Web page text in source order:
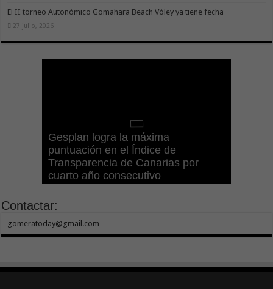
El II torneo Autonómico Gomahara Beach Vóley ya tiene fecha
27 julio, 2026
Gesplan logra la máxima
puntuación en el Índice de
Transparencia de Canarias por
cuarto año consecutivo
El Gobierno canario concede
ayudas del POSEICAN-Pesca al
sector por valor de 7,09 M€ tras
aumentar las cuantías
Transición Ecológica coordina con
Ashotel su adhesión a la Red de
Refugios Climáticos de Canarias
Visocan incorpora 170 pisos a su
parque de vivienda protegida en
régimen de alquiler asequible de
Tenerife
Sanidad refuerza la capacidad
diagnóstica de los centros de salud
con el impulso de la ecografía
clínica
El Gobierno de Canarias convoca el
Concurso de Sal Marina
Agrocanarias 2026
Contactar:
gomeratoday@gmail.com